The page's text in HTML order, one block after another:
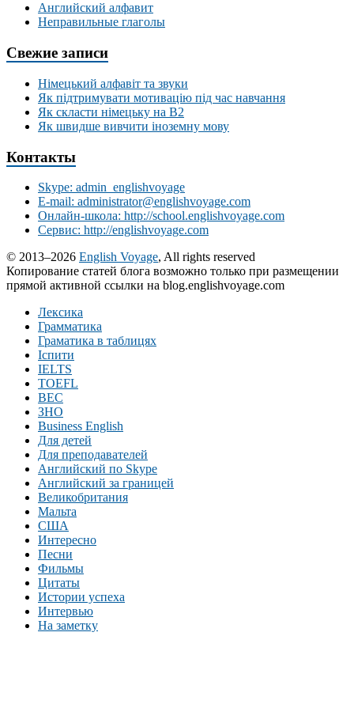
Английский алфавит
Неправильные глаголы
Свежие записи
Німецький алфавіт та звуки
Як підтримувати мотивацію під час навчання
Як скласти німецьку на В2
Як швидше вивчити іноземну мову
Контакты
Skype: admin_englishvoyage
E-mail: administrator@englishvoyage.com
Онлайн-школа: http://school.englishvoyage.com
Сервис: http://englishvoyage.com
© 2013–2026 English Voyage, All rights reserved
Копирование статей блога возможно только при размещении
прямой активной ссылки на blog.englishvoyage.com
Лексика
Грамматика
Граматика в таблицях
Іспити
IELTS
TOEFL
BEC
ЗНО
Business English
Для детей
Для преподавателей
Английский по Skype
Английский за границей
Великобритания
Мальта
США
Интересно
Песни
Фильмы
Цитаты
Истории успеха
Интервью
На заметку